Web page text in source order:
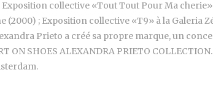
collective «Tout Tout Pour Ma
(2000) ; Exposition collective «T9» à la Galeria
Prieto a créé sa propre marque, un
ON SHOES ALEXANDRA PRIETO